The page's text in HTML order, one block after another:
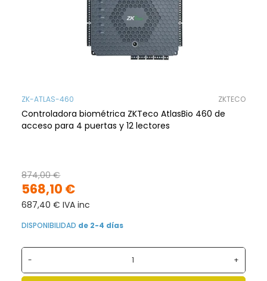
ZK-ATLAS-460 ZKTECO
Controladora biométrica ZKTeco AtlasBio 460 de
acceso para 4 puertas y 12 lectores
568,10 €
874,00 €
687,40 € IVA inc
DISPONIBILIDAD de 2-4 días
- +